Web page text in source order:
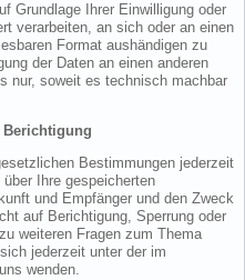
Grundlage Ihrer Einwilligung oder
verarbeiten, an sich oder an einen
Format aushändigen zu
der Daten an einen anderen
nur, soweit es technisch machbar
Bestimmungen jederzeit
Ihre gespeicherten
und Empfänger und den Zweck
auf Berichtigung, Sperrung oder
weiteren Fragen zum Thema
jederzeit unter der im
wenden.